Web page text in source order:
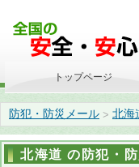
防犯・防災メール > 北海
トップページ
北海道 の防犯・